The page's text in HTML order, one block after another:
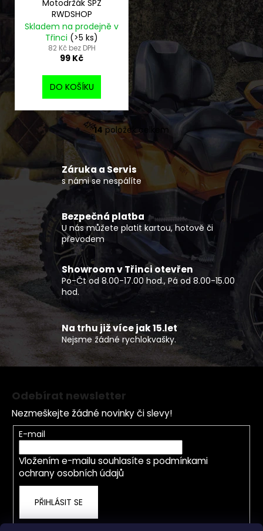
Motodržák SPZ
RWDSHOP
Skladem na prodejně v
Třinci (>5 ks)
82 Kč bez DPH
99 Kč
DO KOŠÍKU
O
v
l
á
d
c
í
p
v
k
ý
p
i
u
14 položek celkem
Záruka a Servis
s námi se nespálíte
Bezpečná platba
U nás můžete platit kartou, hotově či
převodem
Showroom v Třinci otevřen
Po-Čt od 8.00-17.00 hod., Pá od 8.00-15.00
hod.
Na trhu již více jak 15.let
Nejsme žádné rychlokvašky.
Odebírat newsletter
Nezmeškejte žádné novinky či slevy!
E-mail
Vložením e-mailu souhlasíte s podmínkami
ochrany osobních údajů
PŘIHLÁSIT SE